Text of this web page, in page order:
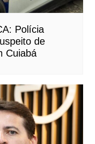
Polícia
de
Cuiabá